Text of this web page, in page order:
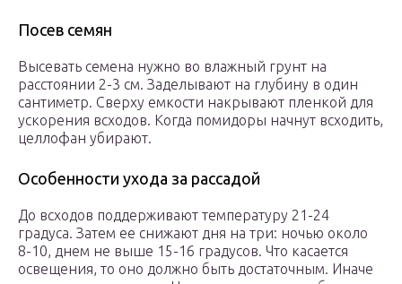
Посев семян
Высевать семена нужно во влажный грунт на
расстоянии 2-3 см. Заделывают на глубину в один
сантиметр. Сверху емкости накрывают пленкой для
ускорения всходов. Когда помидоры начнут всходить,
целлофан убирают.
Особенности ухода за рассадой
До всходов поддерживают температуру 21-24
градуса. Затем ее снижают дня на три: ночью около
8-10, днем не выше 15-16 градусов. Что касается
освещения, то оно должно быть достаточным. Иначе